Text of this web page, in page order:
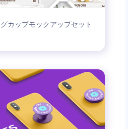
カップモックアップセット